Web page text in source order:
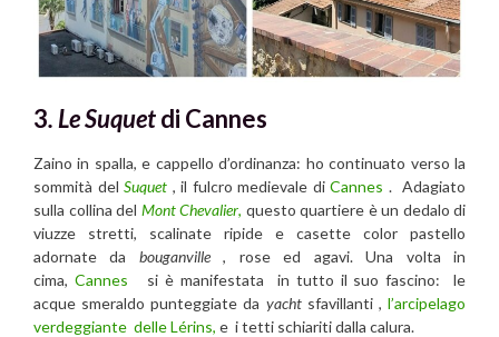
3. LeSuquetdi Cannes
Zaino in spalla, e cappello d’ordinanza: ho continuato verso la
sommità delSuquet , il fulcro medievale diCannes . Adagiato
sulla collina del Mont Chevalier, questo quartiere è un dedalo di
viuzze stretti, scalinate ripide e casette color pastello
adornate da bouganville, rose ed agavi. Una volta in
cima, Cannes
si è manifestata in tutto il suo fascino: le
acque smeraldo punteggiate da yachtsfavillanti ,l’arcipelago
verdeggiante delle Lérins, e i tetti schiariti dalla calura.